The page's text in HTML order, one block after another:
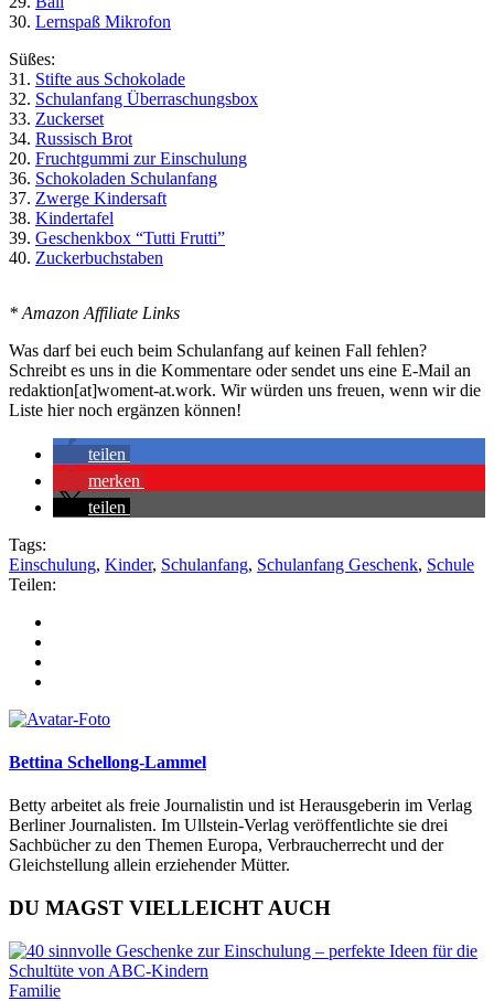
30. Lernspaß Mikrofon
Süßes:
31. Stifte aus Schokolade
32. Schulanfang Überraschungsbox
33. Zuckerset
34. Russisch Brot
20. Fruchtgummi zur Einschulung
36. Schokoladen Schulanfang
37. Zwerge Kindersaft
38. Kindertafel
39. Geschenkbox “Tutti Frutti”
40. Zuckerbuchstaben
* Amazon Affiliate Links
Was darf bei euch beim Schulanfang auf keinen Fall fehlen?
Schreibt es uns in die Kommentare oder sendet uns eine E-Mail an
redaktion[at]woment-at.work. Wir würden uns freuen, wenn wir die
Liste hier noch ergänzen können!
teilen
merken
teilen
Tags:
Einschulung, Kinder, Schulanfang, Schulanfang Geschenk, Schule
Teilen:
Bettina Schellong-Lammel
Betty arbeitet als freie Journalistin und ist Herausgeberin im Verlag
Berliner Journalisten. Im Ullstein-Verlag veröffentlichte sie drei
Sachbücher zu den Themen Europa, Verbraucherrecht und der
Gleichstellung allein erziehender Mütter.
DU MAGST VIELLEICHT AUCH
Familie